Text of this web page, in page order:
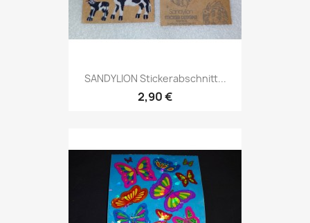
SANDYLION Stickerabschnitt...
2,90 €